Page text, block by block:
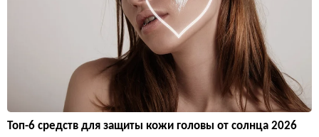
Топ-6 средств для защиты кожи головы от солнца 2026